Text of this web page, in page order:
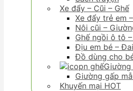
Xe đẩy – Cũi – Ghế
Xe đẩy trẻ em
Nôi cũi –
Ghế ngồi ô tô
Địu em bé –
Đồ dùng cho
Giường
Giường gấp
Khuyến mại HOT